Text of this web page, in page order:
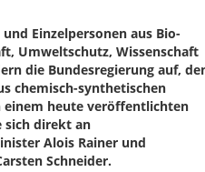
Einzelpersonen aus Bio-
Umweltschutz, Wissenschaft
die Bundesregierung auf,
chemisch-synthetischen
einem heute veröffentlichten
sich direkt an
Alois Rainer und
Schneider.